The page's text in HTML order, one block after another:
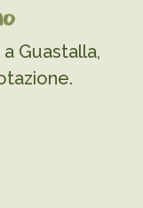
a Guastalla,